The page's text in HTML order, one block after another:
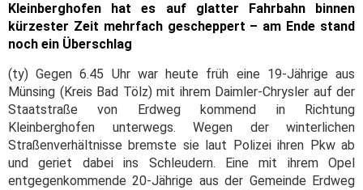
Kleinberghofen hat es auf glatter Fahrbahn binnen
kürzester Zeit mehrfach gescheppert – am Ende stand
noch ein Überschlag
(ty) Gegen 6.45 Uhr war heute früh eine 19-Jährige aus
Münsing (Kreis Bad Tölz) mit ihrem Daimler-Chrysler auf der
Staatstraße von Erdweg kommend in Richtung
Kleinberghofen unterwegs. Wegen der winterlichen
Straßenverhältnisse bremste sie laut Polizei ihren Pkw ab
und geriet dabei ins Schleudern. Eine mit ihrem Opel
entgegenkommende 20-Jährige aus der Gemeinde Erdweg